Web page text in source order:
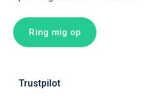
Ring mig op
Trustpilot